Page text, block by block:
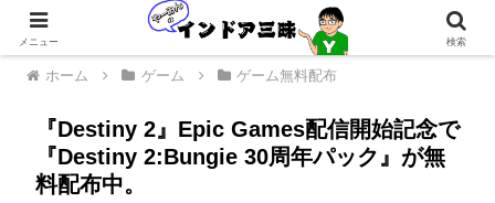
ホーム ゲーム ゲーム無料配布
『Destiny 2』Epic Games配信開始記念で
『Destiny 2:Bungie 30周年パック』が無
料配布中。
メニュー 検索